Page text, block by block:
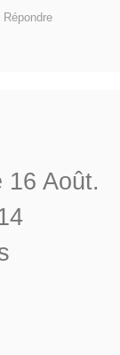
Répondre
16 Août.